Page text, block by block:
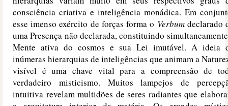
consciência criativa e inteligência monádica. Em
esse imenso exército de forças forma o Verbumdeclarado
uma Presença não declarada, constituindo
Mente ativa do cosmos e sua Lei imutável. A ideia
inúmeras hierarquias de inteligências que animam a
visível é uma chave vital para a compreensão de
verdadeiro misticismo. Muitos lampejos de
intuitiva revelam multidões de seres radiantes que